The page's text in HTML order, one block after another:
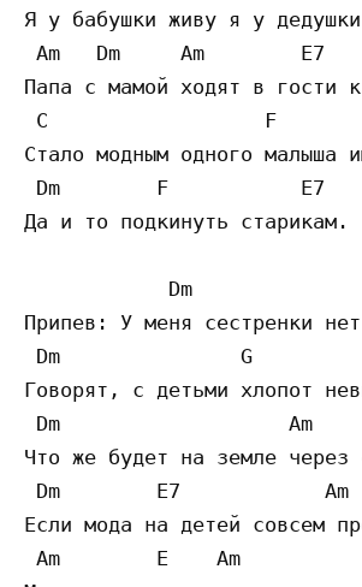
Я у бабушки живу я у
Am   Dm     Am        E7
Папа с мамой ходят в гости
C                  F
Стало модным одного малыша
Dm        F           E7
Да и то подкинуть старикам.
Dm
Припев: У меня сестренки
Dm               G
Говорят, с детьми хлопот
Dm                   Am
Что же будет на земле
Dm        E7            Am
Если мода на детей совсем
Am        E    Am